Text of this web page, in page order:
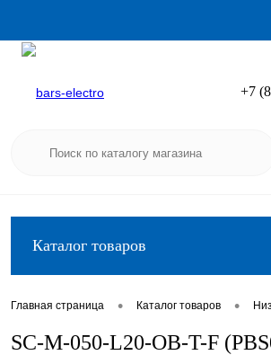
+7
Каталог товаров
Главная страница • Каталог товаров •
SC-M-050-L20-OB-T-F